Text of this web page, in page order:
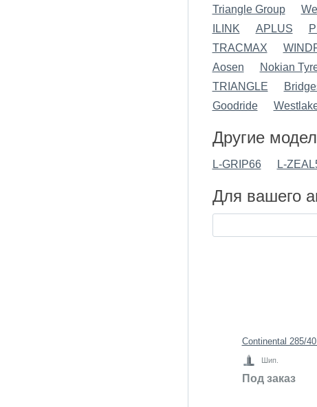
Triangle Group
ILINK
APLUS
TRACMAX
Aosen
Nokian
TRIANGLE
Goodride
Другие
L-GRIP66 L-
Для вашего
Continental 285/
Шип.
Под заказ